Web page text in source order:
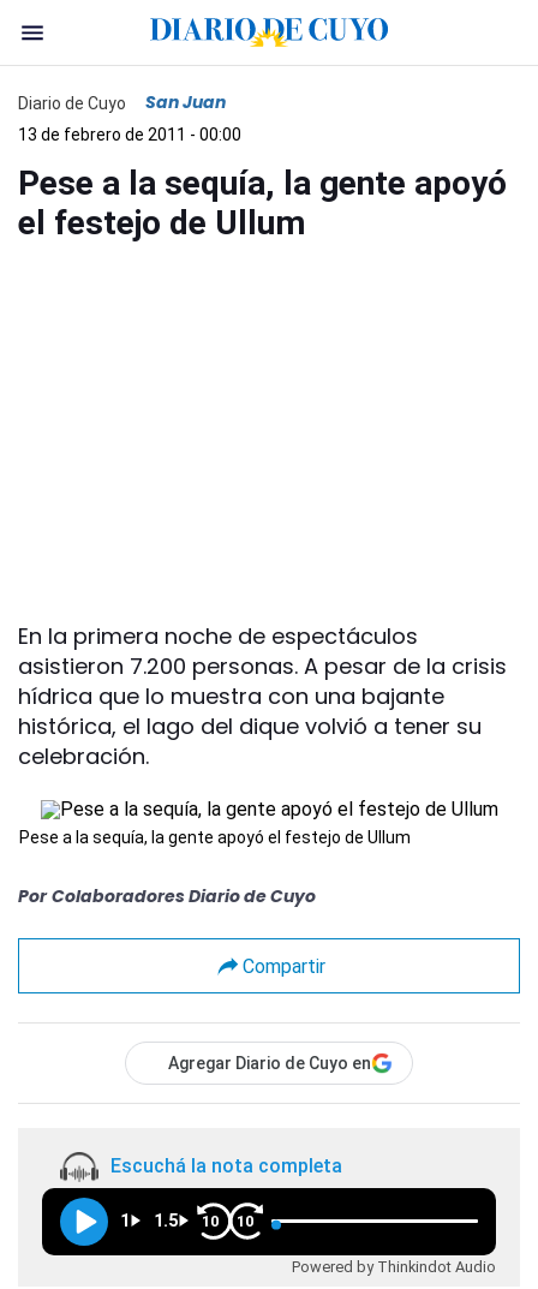
Diario de Cuyo San Juan
13 de febrero de 2011 - 00:00
Pese a la sequía, la gente apoyó
el festejo de Ullum
En la primera noche de espectáculos
asistieron 7.200 personas. A pesar de la crisis
hídrica que lo muestra con una bajante
histórica, el lago del dique volvió a tener su
celebración.
Pese a la sequía, la gente apoyó el festejo de Ullum
Por Colaboradores Diario de Cuyo
Compartir
Agregar Diario de Cuyo en
Escuchá la nota completa
1 1.5 10 10
Powered by Thinkindot Audio